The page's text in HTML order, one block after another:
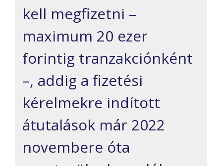
kell megfizetni –
maximum 20 ezer
forintig tranzakciónként
–, addig a fizetési
kérelmekre indított
átutalások már 2022
novembere óta